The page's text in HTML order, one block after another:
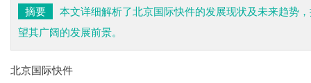
摘要
本文详细解析了北京国际快件的发展现状及未来趋势
望其广阔的发展前景。
北京国际快件